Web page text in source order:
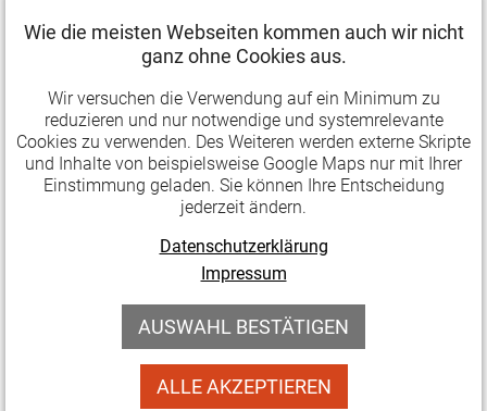
bis zu 12 Monate vor Beginn des geplanten
Veranstaltungsdatums angefallen sind, geltend
machen.
Antragstellern wird in begründeten Härtefällen
die Möglichkeit eingeräumt,alternative
Vergleichszeiträume
Umsatzrückgangs im Jahr 2019 zu wählen.
Unternehmen in Trägerschaft von
Religionsgemeinschaftensowie junge
Unternehmen bis zum Gründungsdatum 31.
Oktober 2020 sind ab jetzt antragsberechtigt.
Wie die meisten Webseiten kommen auch wir nicht
ganz ohne Cookies aus.
Wir versuchen die Verwendung auf ein Minimum zu
reduzieren und nur notwendige und systemrelevante
Cookies zu verwenden. Des Weiteren werden externe Skripte
und Inhalte von beispielsweise Google Maps nur mit Ihrer
Einstimmung geladen. Sie können Ihre Entscheidung
jederzeit ändern.
Datenschutzerklärung
Impressum
AUSWAHL BESTÄTIGEN
ALLE AKZEPTIEREN